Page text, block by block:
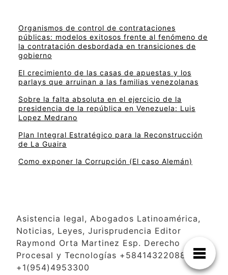
Organismos de control de contrataciones
públicas: modelos exitosos frente al fenómeno de
la contratación desbordada en transiciones de
gobierno
El crecimiento de las casas de apuestas y los
parlays que arruinan a las familias venezolanas
Sobre la falta absoluta en el ejercicio de la
presidencia de la república en Venezuela: Luis
Lopez Medrano
Plan Integral Estratégico para la Reconstrucción
de La Guaira
Como exponer la Corrupción (El caso Alemán)
Asistencia legal, Abogados Latinoamérica,
Noticias, Leyes, Jurisprudencia Editor
Raymond Orta Martinez Esp. Derecho
Procesal y Tecnologías +584143220886
+1(954)4953300